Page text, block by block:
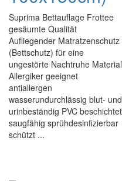
Suprima Bettauflage Frottee
gesäumte Qualität
Aufliegender Matratzenschutz
(Bettschutz) für eine
ungestörte Nachtruhe Material
Allergiker geeignet
antiallergen
wasserundurchlässig blut- und
urinbeständig PVC beschichtet
saugfähig sprühdesinfizierbar
schützt ...